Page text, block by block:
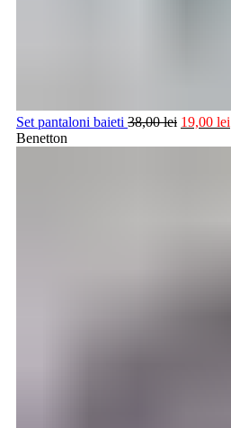
Set pantaloni baieti 38,00lei 19,00 lei
Benetton